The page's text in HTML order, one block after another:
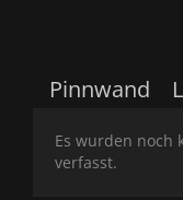
Pinnwand
Es wurden noch
verfasst.